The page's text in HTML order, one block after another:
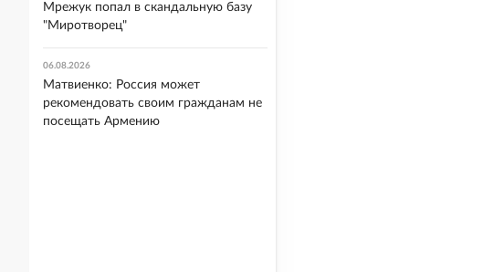
Мрежук попал в скандальную базу
"Миротворец"
06.08.2026
Матвиенко: Россия может
рекомендовать своим гражданам не
посещать Армению